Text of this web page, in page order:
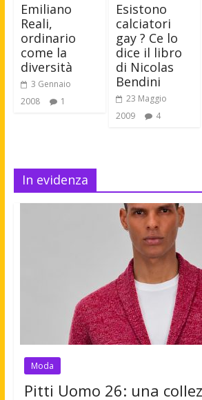
Emiliano
Reali,
ordinario
come la
diversità
3 Gennaio
2008
1
Esistono
calciatori
gay ? Ce lo
dice il libro
di Nicolas
Bendini
23 Maggio
2009
4
In evidenza
Moda
Pitti Uomo 26: una